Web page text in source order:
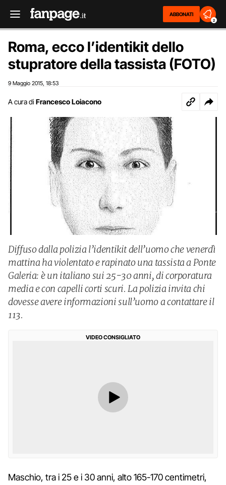
ABBONATI
2
Roma, ecco l’identikit dello
stupratore della tassista (FOTO)
9 Maggio 2015 18:53
A cura di Francesco Loiacono
Diffuso dalla polizia l’identikit dell’uomo che venerdì
mattina ha violentato e rapinato una tassista a Ponte
Galeria: è un italiano sui 25-30 anni, di corporatura
media e con capelli corti scuri. La polizia invita chi
dovesse avere informazioni sull’uomo a contattare il
113.
VIDEO CONSIGLIATO
Maschio, tra i 25 e i 30 anni, alto 165-170 centimetri,